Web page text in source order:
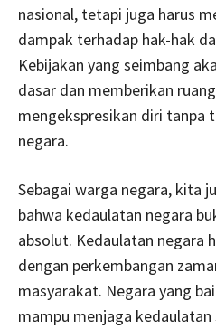
nasional, tetapi juga harus
dampak terhadap hak-hak
Kebijakan yang seimbang
dasar dan memberikan
mengekspresikan diri tanpa
negara.
Sebagai warga negara, kita
bahwa kedaulatan negara
absolut. Kedaulatan negara
dengan perkembangan
masyarakat. Negara yang
mampu menjaga